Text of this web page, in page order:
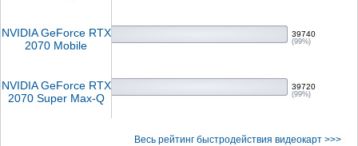
NVIDIA GeForce RTX
2070 Mobile
39740
(99%)
NVIDIA GeForce RTX
2070 Super Max-Q
39720
(99%)
Весь рейтинг быстродействия видеокарт >>>